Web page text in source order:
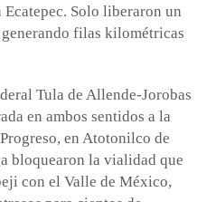
Ecatepec. Solo liberaron un
filas kilométricas
Tula de Allende-Jorobas
en ambos sentidos a la
en Atotonilco de
bloquearon la vialidad que
con el Valle de México,